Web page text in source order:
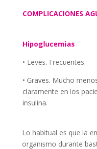
COMPLICACIONES
Hipoglucemias
• Leves. Frecuentes.
• Graves. Mucho
claramente en los
insulina.
Lo habitual es que la
organismo durante